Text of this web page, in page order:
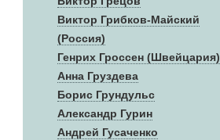
Виктор Грибков-Майский
(Россия)
Генрих Гроссен (Швейцария)
Анна Груздева
Борис Грундульс
Александр Гурин
Андрей Гусаченко